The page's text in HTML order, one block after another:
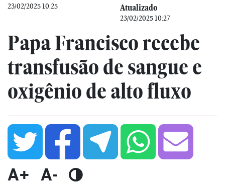
23/02/2025 10:25 Atualizado
23/02/2025 10:27
Papa Francisco recebe
transfusão de sangue e
oxigênio de alto fluxo
A+ A-